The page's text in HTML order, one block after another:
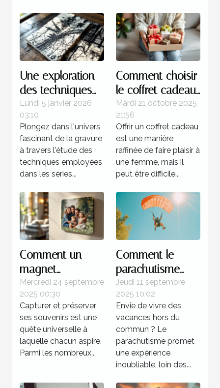
Une exploration
des techniques
de gravure
utilisées dans les
séries célèbres de
Picasso
Lundi 5 janvier 2026
03:10
Plongez dans l'univers
fascinant de la gravure
à travers l'étude des
techniques employées
dans les séries...
Comment choisir
le coffret cadeau
idéal pour
chaque type de
femme ?
Mardi 21 octobre 2025
21:56
Offrir un coffret cadeau
est une manière
raffinée de faire plaisir à
une femme, mais il
peut être difficile...
Comment un
magnet
personnalisé peut
capturer vos
souvenirs
uniques ?
Mercredi 24 septembre
2025 00:30
Capturer et préserver
ses souvenirs est une
quête universelle à
laquelle chacun aspire.
Parmi les nombreux...
Comment le
parachutisme
peut transformer
votre perception
des vacances ?
Jeudi 11 septembre
2025 10:02
Envie de vivre des
vacances hors du
commun ? Le
parachutisme promet
une expérience
inoubliable, loin des...